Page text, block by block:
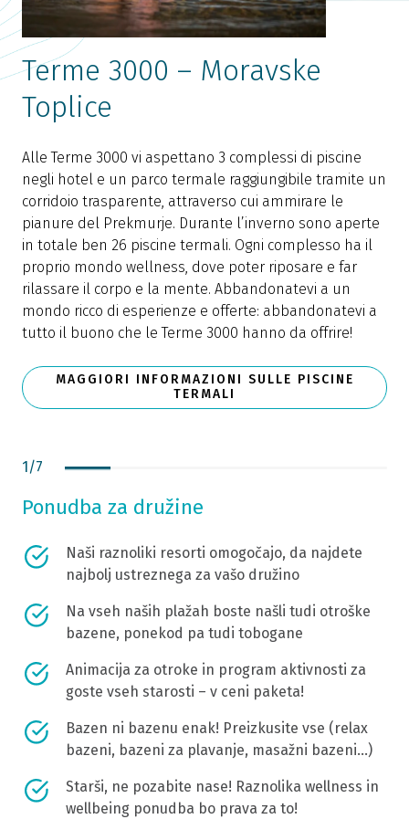
Terme 3000 – Moravske
Toplice
Alle Terme 3000 vi aspettano 3 complessi di piscine
negli hotel e un parco termale raggiungibile tramite un
corridoio trasparente, attraverso cui ammirare le
pianure del Prekmurje. Durante l’inverno sono aperte
in totale ben 26 piscine termali. Ogni complesso ha il
proprio mondo wellness, dove poter riposare e far
rilassare il corpo e la mente. Abbandonatevi a un
mondo ricco di esperienze e offerte: abbandonatevi a
tutto il buono che le Terme 3000 hanno da offrire!
MAGGIORI INFORMAZIONI SULLE PISCINE
TERMALI
1/7
Ponudba za družine
Naši raznoliki resorti omogočajo, da najdete
najbolj ustreznega za vašo družino
Na vseh naših plažah boste našli tudi otroške
bazene, ponekod pa tudi tobogane
Animacija za otroke in program aktivnosti za
goste vseh starosti – v ceni paketa!
Bazen ni bazenu enak! Preizkusite vse (relax
bazeni, bazeni za plavanje, masažni bazeni…)
Starši, ne pozabite nase! Raznolika wellness in
wellbeing ponudba bo prava za to!